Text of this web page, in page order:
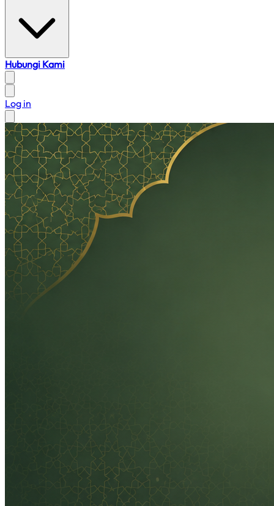
Hubungi Kami
Log in